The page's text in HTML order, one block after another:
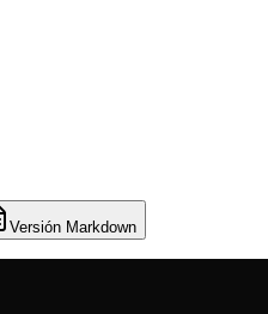
Versión Markdown